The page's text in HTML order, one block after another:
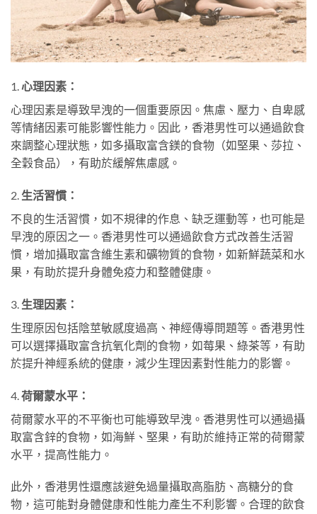
1.心理因素：
心理因素是導致早洩的一個重要原因。焦慮、壓力、自卑感
等情緒因素可能影響性能力。因此，香港男性可以通過飲食
來調整心理狀態，如多攝取富含鎂的食物（如堅果、莎拉、
全穀食品），有助於緩解焦慮感。
2. 生活習慣：
不良的生活習慣，如不規律的作息、缺乏運動等，也可能是
早洩的原因之一。香港男性可以通過飲食方式改善生活習
慣，增加攝取富含維生素和礦物質的食物，如新鮮蔬菜和水
果，有助於提升身體免疫力和整體健康。
3. 生理因素：
生理原因包括陰莖敏感度過高、神經傳導問題等。香港男性
可以選擇攝取富含抗氧化劑的食物，如莓果、綠茶等，有助
於提升神經系統的健康，減少生理因素對性能力的影響。
4. 荷爾蒙水平：
荷爾蒙水平的不平衡也可能導致早洩。香港男性可以通過攝
取富含鋅的食物，如海鮮、堅果，有助於維持正常的荷爾蒙
水平，提高性能力。
此外，香港男性還應該避免過量攝取高脂肪、高糖分的食
物，這可能對身體健康和性能力產生不利影響。合理的飲食